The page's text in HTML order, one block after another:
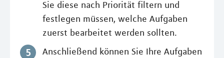
Sie diese nach Priorität filtern und
festlegen müssen, welche Aufgaben
zuerst bearbeitet werden sollten.
Anschließend können Sie Ihre Aufgaben